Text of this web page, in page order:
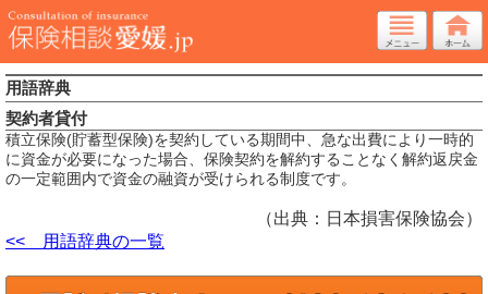
用語辞典
契約者貸付
積立保険(貯蓄型保険)を契約している期間中、急な出費により一時的
に資金が必要になった場合、保険契約を解約することなく解約返戻金
の一定範囲内で資金の融資が受けられる制度です。
（出典：日本損害保険協会）
<< 用語辞典の一覧